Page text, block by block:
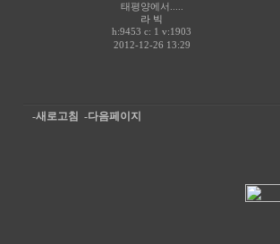
태평양에서.....
라 빅
h:9453 c: 1 v:1903
2012-12-26 13:29
-새로고침 -다음페이지